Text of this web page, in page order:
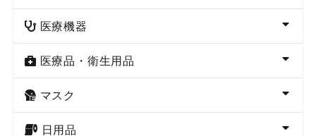
医療機器
医療品・衛生用品
マスク
日用品